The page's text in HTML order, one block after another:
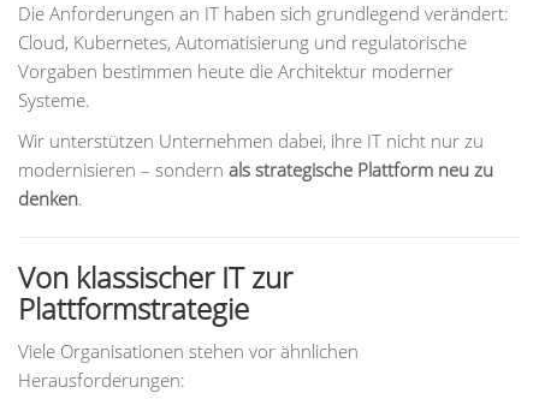
Die Anforderungen an IT haben sich grundlegend verändert:
Cloud, Kubernetes, Automatisierung und regulatorische
Vorgaben bestimmen heute die Architektur moderner
Systeme.
Wir unterstützen Unternehmen dabei, ihre IT nicht nur zu
modernisieren – sondern als strategische Plattform neu zu
denken.
Von klassischer IT zur
Plattformstrategie
Viele Organisationen stehen vor ähnlichen
Herausforderungen: